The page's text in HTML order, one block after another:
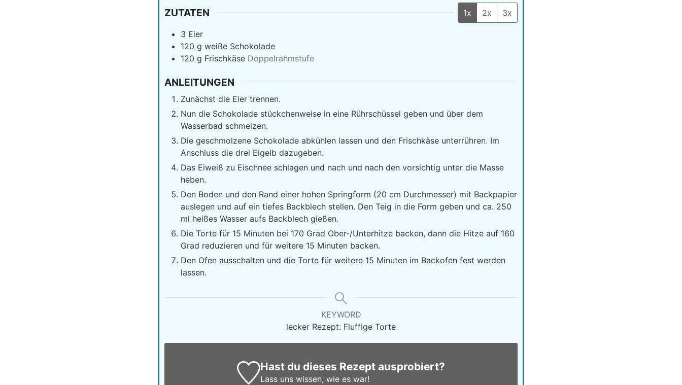
ZUTATEN 1x 2x 3x
3 Eier
120 g weiße Schokolade
120 g Frischkäse Doppelrahmstufe
ANLEITUNGEN
Zunächst die Eier trennen.
Nun die Schokolade stückchenweise in eine Rührschüssel geben und über dem
Wasserbad schmelzen.
Die geschmolzene Schokolade abkühlen lassen und den Frischkäse unterrühren. Im
Anschluss die drei Eigelb dazugeben.
Das Eiweiß zu Eischnee schlagen und nach und nach den vorsichtig unter die Masse
heben.
Den Boden und den Rand einer hohen Springform (20 cm Durchmesser) mit Backpapier
auslegen und auf ein tiefes Backblech stellen. Den Teig in die Form geben und ca. 250
ml heißes Wasser aufs Backblech gießen.
Die Torte für 15 Minuten bei 170 Grad Ober-/Unterhitze backen, dann die Hitze auf 160
Grad reduzieren und für weitere 15 Minuten backen.
Den Ofen ausschalten und die Torte für weitere 15 Minuten im Backofen fest werden
lassen.
KEYWORD
lecker Rezept: Fluffige Torte
Hast du dieses Rezept ausprobiert?
Lass uns wissen, wie es war!